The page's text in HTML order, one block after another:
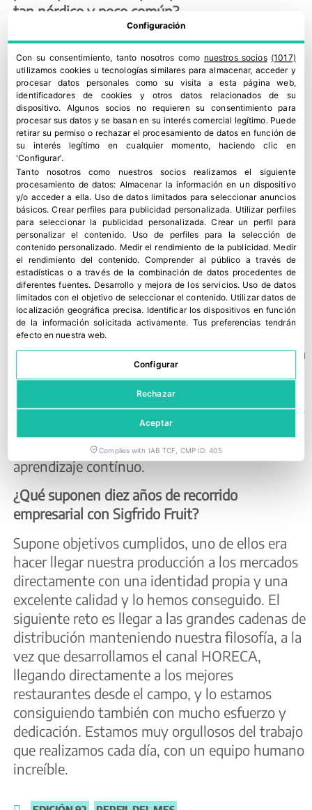
tan nórdico y poco común?
Soy la segunda generación de Sigfridos. Se lo
debo a mi abuelo que leyendo ‘Genoveva de
Bravante’ se encaprichó del nombre y se lo
puso a mi padre y mi padre a mí.
¿Y usted ha seguido la tradición?
Sí, me parece un nombre cuanto menos
original. Mi hijo mayor también se llama
Sigfrido. Y ahora Sigfrido es una conocida
marca de aguacates. Ja, ja, ja…
Pues tiene razón, originalidad y color no le
falta.
Y un Magister, monta una empresa, con todo lo
que conlleva. No le hubiera rentado más ser
ingeniero agrícola.
Quizá Magisterio no te da las herramientas para
montar una empresa, pero sí te aporta mucha
cultura general, necesaria para intentar
entender la vida. A mi el Magisterio me ha dado
herramientas par el trato diario con las
personas, también con mis hijos, la vida es un
aprendizaje contínuo.
¿Qué suponen diez años de recorrido
empresarial con Sigfrido Fruit?
Supone objetivos cumplidos, uno de ellos era
hacer llegar nuestra producción a los mercados
directamente con una identidad propia y una
excelente calidad y lo hemos conseguido. El
siguiente reto es llegar a las grandes cadenas de
distribución manteniendo nuestra filosofía, a la
vez que desarrollamos el canal HORECA,
llegando directamente a los mejores
restaurantes desde el campo, y lo estamos
consiguiendo también con mucho esfuerzo y
dedicación. Estamos muy orgullosos del trabajo
que realizamos cada día, con un equipo humano
increíble.
Configuración
Con su consentimiento, tanto nosotros como nuestros socios (1017)
utilizamos cookies u tecnologías similares para almacenar, acceder y
procesar datos personales como su visita a esta página web,
identificadores de cookies y otros datos relacionados de su
dispositivo. Algunos socios no requieren su consentimiento para
procesar sus datos y se basan en su interés comercial legítimo. Puede
retirar su permiso o rechazar el procesamiento de datos en función de
su interés legítimo en cualquier momento, haciendo clic en
'Configurar'.
Tanto nosotros como nuestros socios realizamos el siguiente
procesamiento de datos: Almacenar la información en un dispositivo
y/o acceder a ella. Uso de datos limitados para seleccionar anuncios
básicos.Crear perfiles para publicidad personalizada. Utilizar perfiles
para seleccionar la publicidad personalizada.Crear un perfil para
personalizar el contenido. Uso de perfiles para la selección de
contenido personalizado. Medir el rendimiento de la publicidad. Medir
el rendimiento del contenido.Comprender al público a través de
estadísticas o a través de la combinación de datos procedentes de
diferentes fuentes. Desarrollo y mejora de los servicios. Uso de datos
limitados con el objetivo de seleccionar el contenido. Utilizar datos de
localización geográfica precisa. Identificar los dispositivos en función
de la información solicitada activamente. Tus preferencias tendrán
efecto en nuestra web.
Configurar
Rechazar
Aceptar
Complies with IAB TCF, CMP ID: 405